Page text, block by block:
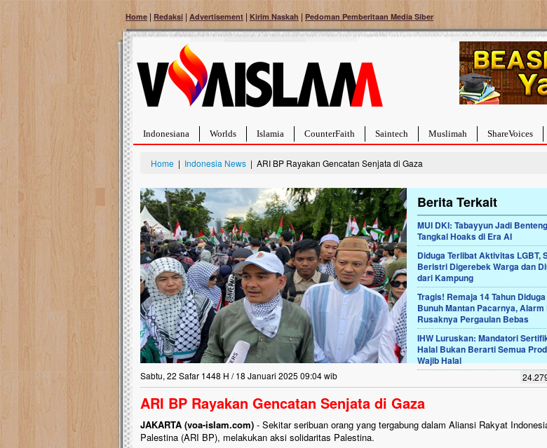
Home | Redaksi | Advertisement | Kirim Naskah | Pedoman Pemberitaan Media Siber
Indonesiana Worlds Islamia CounterFaith Saintech Muslimah ShareVoices
Home | Indonesia News | ARI BP Rayakan Gencatan Senjata di Gaza
Berita Terkait
MUI DKI: Tabayyun Jadi Benteng
Tangkal Hoaks di Era AI
Diduga Terlibat Aktivitas LGBT,
Beristri Digerebek Warga dan
dari Kampung
Tragis! Remaja 14 Tahun Diduga
Bunuh Mantan Pacarnya, Alarm
Rusaknya Pergaulan Bebas
IHW Luruskan: Mandatori
Halal Bukan Berarti Semua
Wajib Halal
Sabtu, 22 Safar 1448 H / 18 Januari 2025 09:04 wib
ARI BP Rayakan Gencatan Senjata di Gaza
JAKARTA (voa-islam.com) - Sekitar seribuan orang yang tergabung dalam Aliansi Rakyat
Palestina (ARI BP), melakukan aksi solidaritas Palestina.
Bantu Naura, Balita Hebat Sembuh Dari
Tumor Pembuluh Darah
Hidup Naura Salsabila dipenuhi dengan
rintangan yang sangat berat. Meskipun baru
berusia sepuluh bulan, bayi yang imut ini harus
menghadapi penyakit yang dahsyat, yaitu tumor
pembuluh darah berukuran...
Lima Tahun Mangkrak,
Pelosok ini Mengenaskan.
Nasib masjid di Kampung Cilumbu
mengenaskan. Lima tahun
berlumut, dan menghitam terpapar